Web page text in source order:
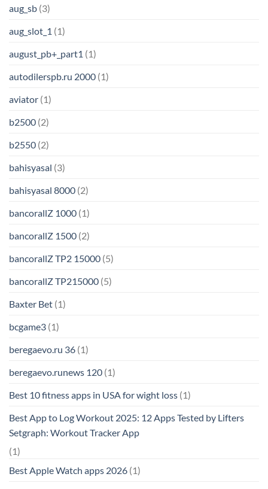
aug_sb (3)
aug_slot_1 (1)
august_pb+_part1 (1)
autodilerspb.ru 2000 (1)
aviator (1)
b2500 (2)
b2550 (2)
bahisyasal (3)
bahisyasal 8000 (2)
bancorallZ 1000 (1)
bancorallZ 1500 (2)
bancorallZ TP2 15000 (5)
bancorallZ TP215000 (5)
Baxter Bet (1)
bcgame3 (1)
beregaevo.ru 36 (1)
beregaevo.runews 120 (1)
Best 10 fitness apps in USA for wight loss (1)
Best App to Log Workout 2025: 12 Apps Tested by Lifters
Setgraph: Workout Tracker App
(1)
Best Apple Watch apps 2026 (1)